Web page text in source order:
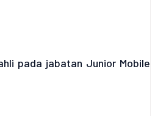
pada jabatan Junior Mobile